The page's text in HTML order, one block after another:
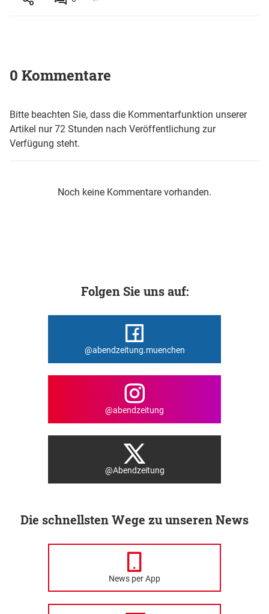
0 Kommentare
Bitte beachten Sie, dass die Kommentarfunktion unserer
Artikel nur 72 Stunden nach Veröffentlichung zur
Verfügung steht.
Noch keine Kommentare vorhanden.
Folgen Sie uns auf:
@abendzeitung.muenchen
@abendzeitung
@Abendzeitung
Die schnellsten Wege zu unseren News
News per App